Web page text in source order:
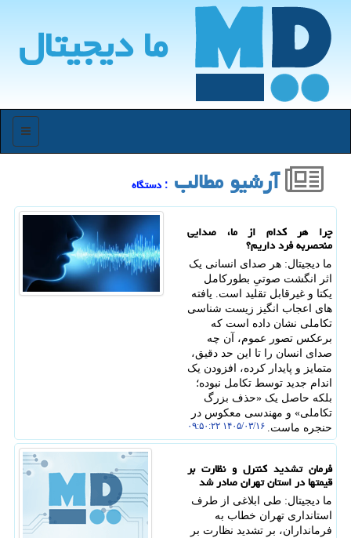
ما دیجیتال
منو
آرشیو مطالب : دستگاه
چرا هر کدام از ما، صدایی
منحصربه فرد داریم؟
ما دیجیتال: هر صدای انسانی یک
اثر انگشت صوتیِ بطورکامل
یکتا و غیرقابل تقلید است. یافته
های اعجاب انگیز زیست شناسی
تکاملی نشان داده است که
برعکس تصور عموم، آن چه
صدای انسان را تا این حد دقیق،
متمایز و پایدار کرده، افزودن یک
اندام جدید توسط تکامل نبوده؛
بلکه حاصل یک «حذف بزرگ
تکاملی» و مهندسی معکوس در
حنجره ماست. ۱۴۰۵/۰۳/۱۶ ۰۹:۵۰:۲۲
فرمان تشدید کنترل و نظارت بر
قیمتها در استان تهران صادر شد
ما دیجیتال: طی ابلاغی از طرف
استانداری تهران خطاب به
فرمانداران، بر تشدید نظارت بر